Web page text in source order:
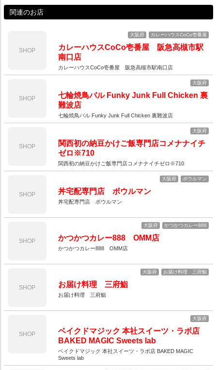
関連のお店
SHOP
大阪府 カレーハウスCoCo壱番屋
カレーハウスCoCo壱番屋 阪急高槻市駅
南口店
カレーハウスCoCo壱番屋 阪急高槻市駅南口店
SHOP
大阪府
七輪焼鳥バル Funky Junk Full Chicken 裏
難波店
七輪焼鳥バル Funky Junk Full Chicken 裏難波店
SHOP
大阪府
関西初の納豆かけご飯専門店コメナナイチ
ゼロ※710
関西初の納豆かけご飯専門店コメナナイチゼロ※710
SHOP
大阪府 ボウルマン
丼宅配専門店 ボウルマン
丼宅配専門店 ボウルマン
SHOP
大阪府 かつかつカレー888
かつかつカレー888 OMM店
かつかつカレー888 OMM店
SHOP
大阪府 お届け料理 三府鮨
お届け料理 三府鮨
お届け料理 三府鮨
SHOP
大阪府
ベイクドマジック 本社スイーツ・ラボ店
BAKED MAGIC Sweets lab
ベイクドマジック 本社スイーツ・ラボ店 BAKED MAGIC
Sweets lab